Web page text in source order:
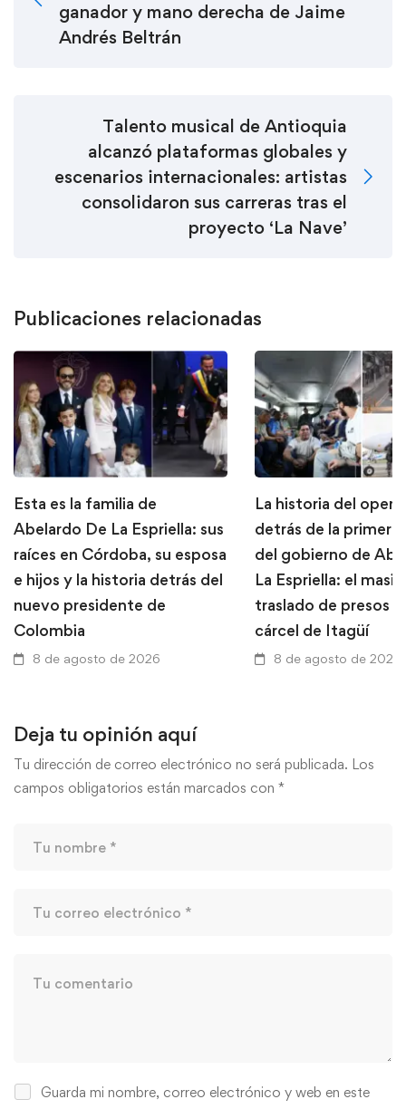
ganador y mano derecha de Jaime
Andrés Beltrán
Talento musical de Antioquia
alcanzó plataformas globales y
escenarios internacionales: artistas
consolidaron sus carreras tras el
proyecto ‘La Nave’
Publicaciones relacionadas
Esta es la familia de
Abelardo De La Espriella: sus
raíces en Córdoba, su esposa
e hijos y la historia detrás del
nuevo presidente de
Colombia
8 de agosto de 2026
La historia del
detrás de la primera
del gobierno de
La Espriella: el
traslado de presos
cárcel de Itagüí
8 de agosto de 2026
Deja tu opinión aquí
Tu dirección de correo electrónico no será publicada. Los
campos obligatorios están marcados con *
Guarda mi nombre, correo electrónico y web en este